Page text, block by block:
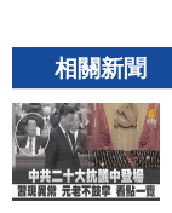
相關新聞